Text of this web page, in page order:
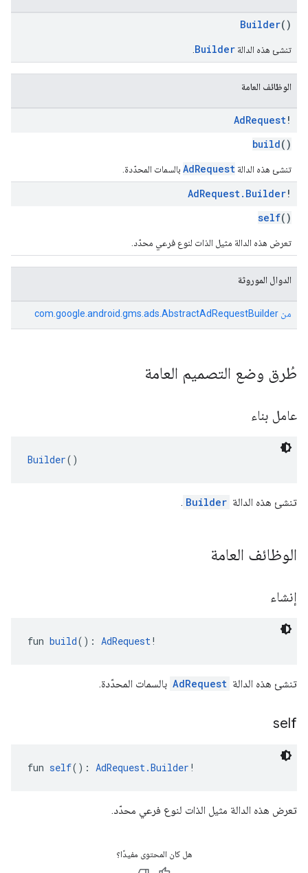
Builder()
تنشئ هذه الدالة Builder
الوظائف العامة
AdRequest!
build()
تنشئ هذه الدالة AdRequest بالسمات المحدّدة.
AdRequest. Builder!
self()
تعرض هذه الدالة مثيل الذات لنوع فرعي محدّد.
الدوال الموروثة
من com.google.android.gms.ads.AbstractAdRequestBuilder
طُرق وضع التصميم العامة
عامل بناء
Builder()
تنشئ هذه الدالة Builder
.
الوظائف العامة
إنشاء
fun build(): AdRequest!
تنشئ هذه الدالة AdRequest بالسمات المحدّدة.
self
fun self(): AdRequest.Builder !
تعرض هذه الدالة مثيل الذات لنوع فرعي محدّد.
هل كان المحتوى مفيدًا؟